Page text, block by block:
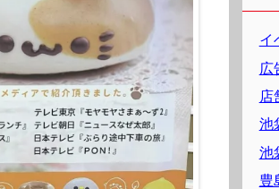
イ
広
店
池
池
豊